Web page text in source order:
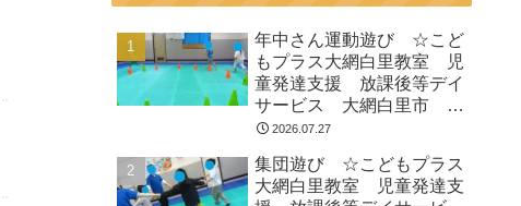
年中さん運動遊び ☆こど
もプラス大網白里教室 児
童発達支援 放課後等デイ
サービス 大網白里市 茂
原市 白子町
2026.07.27
集団遊び ☆こどもプラス
大網白里教室 児童発達支